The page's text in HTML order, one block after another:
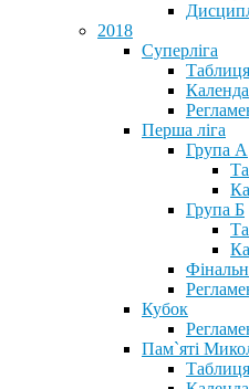
2018
Суперліга
Таблиця
Перша ліга
Група А
Група Б
Кубок
Пам`яті
Таблиця